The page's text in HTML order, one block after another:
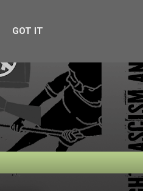
GOT IT